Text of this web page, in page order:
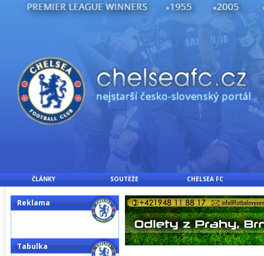
ČLÁNKY SOUTĚŽE CHELSEA FC
Reklama
Tabulka